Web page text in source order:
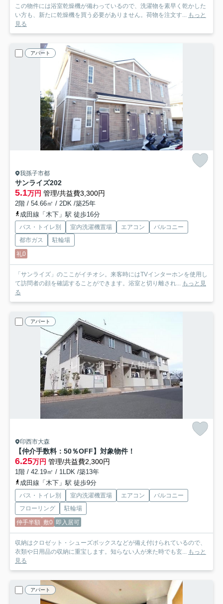
この物件には浴室乾燥機が備わっているので、洗濯物を素早く乾かした
い方も、新たに乾燥機を買う必要がありません。荷物を注文す... もっと
見る
アパート
我孫子市都
サンライズ202
5.1万円 管理/共益費3,300円
2階 / 54.66㎡ / 2DK /築25年
成田線「木下」駅 徒歩16分
バス・トイレ別 室内洗濯機置場 エアコン
バルコニー
都市ガス
駐輪場
礼0
「サンライズ」のここがイチオシ。来客時にはTVインターホンを使用し
て訪問者の顔を確認することができます。浴室と切り離され... もっと見
る
アパート
印西市大森
【仲介手数料：50％OFF】対象物件！
6.25万円 管理/共益費2,300円
1階 / 42.19㎡ / 1LDK /築13年
成田線「木下」駅 徒歩9分
バス・トイレ別 室内洗濯機置場 エアコン
バルコニー
フローリング
駐輪場
仲手半額 敷0 即入居可
収納はクロゼット・シューズボックスなどが備え付けられているので、
衣類や日用品の収納に重宝します。知らない人が来た時でも玄... もっと
見る
アパート